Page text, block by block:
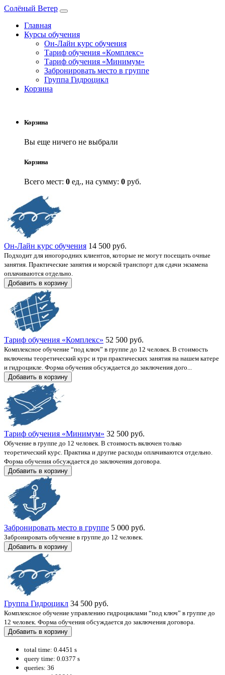
Солёный Ветер
Главная
Курсы обучения
Он-Лайн курс обучения
Тариф обучения «‎Комплекс»
Тариф обучения «‎Минимум»
Забронировать место в группе
Группа Гидроцикл
Корзина
Корзина
Вы еще ничего не выбрали
Корзина
Всего мест: 0 ед., на сумму: 0 руб.
Он-Лайн курс обучения 14 500 руб.
Подходит для иногородних клиентов, которые не могут посещать очные
занятия. Практические занятия и морской транспорт для сдачи экзамена
оплачиваются отдельно.
Добавить в корзину
Тариф обучения «‎Комплекс» 52 500 руб.
Комплексное обучение “под ключ” в группе до 12 человек. В стоимость
включены теоретический курс и три практических занятия на нашем катере
и гидроцикле. Форма обучения обсуждается до заключения дого...
Добавить в корзину
Тариф обучения «‎Минимум» 32 500 руб.
Обучение в группе до 12 человек. В стоимость включен только
теоретический курс. Практика и другие расходы оплачиваются отдельно.
Форма обучения обсуждается до заключения договора.
Добавить в корзину
Забронировать место в группе 5 000 руб.
Забронировать обучение в группе до 12 человек.
Добавить в корзину
Группа Гидроцикл 34 500 руб.
Комплексное обучение управлению гидроциклами “под ключ” в группе до
12 человек. Форма обучения обсуждается до заключения договора.
Добавить в корзину
total time: 0.4451 s
query time: 0.0377 s
queries: 36